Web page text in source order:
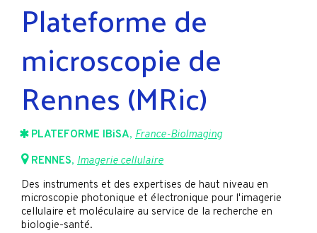
Plateforme de
microscopie de
Rennes (MRic)
PLATEFORME IBiSA, France-BioImaging
RENNES, Imagerie cellulaire
Des instruments et des expertises de haut niveau en
microscopie photonique et électronique pour l'imagerie
cellulaire et moléculaire au service de la recherche en
biologie-santé.